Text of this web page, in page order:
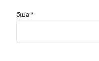
อีเมล*